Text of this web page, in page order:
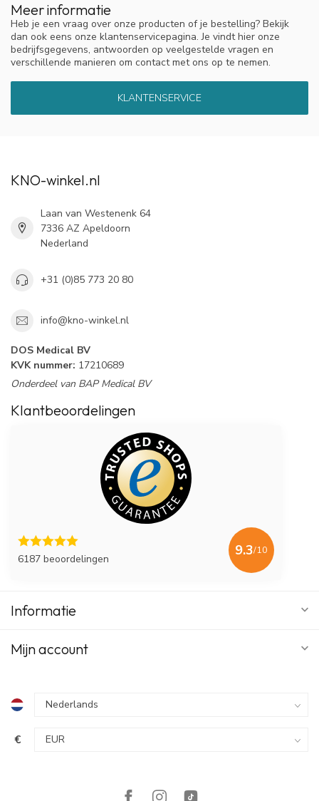
Meer informatie
Heb je een vraag over onze producten of je bestelling? Bekijk
dan ook eens onze klantenservicepagina. Je vindt hier onze
bedrijfsgegevens, antwoorden op veelgestelde vragen en
verschillende manieren om contact met ons op te nemen.
KLANTENSERVICE
KNO-winkel.nl
Laan van Westenenk 64
7336 AZ Apeldoorn
Nederland
+31 (0)85 773 20 80
info@kno-winkel.nl
DOS Medical BV
KVK nummer: 17210689
Onderdeel van BAP Medical BV
Klantbeoordelingen
6187 beoordelingen
9.3/10
Informatie
Mijn account
€